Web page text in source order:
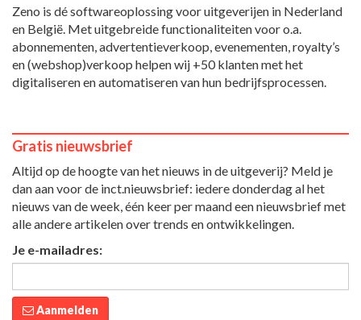
Zeno is dé softwareoplossing voor uitgeverijen in Nederland
en België. Met uitgebreide functionaliteiten voor o.a.
abonnementen, advertentieverkoop, evenementen, royalty’s
en (webshop)verkoop helpen wij +50 klanten met het
digitaliseren en automatiseren van hun bedrijfsprocessen.
Gratis nieuwsbrief
Altijd op de hoogte van het nieuws in de uitgeverij? Meld je
dan aan voor de inct.nieuwsbrief: iedere donderdag al het
nieuws van de week, één keer per maand een nieuwsbrief met
alle andere artikelen over trends en ontwikkelingen.
Je e-mailadres:
Aanmelden